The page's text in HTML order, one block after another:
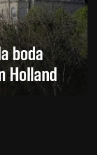
boda
Holland